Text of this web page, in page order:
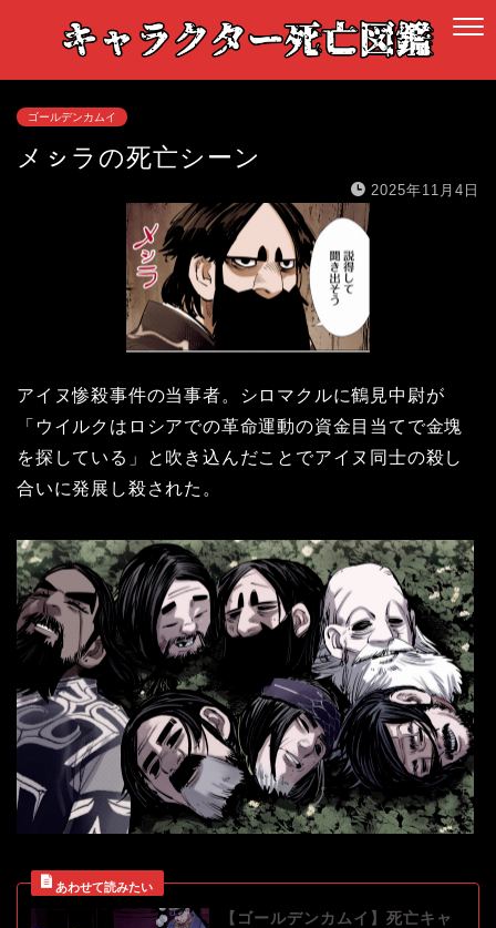
ゴールデンカムイ
メㇱラの死亡シーン
2025年11月4日
アイヌ惨殺事件の当事者。シロマクルに鶴見中尉が
「ウイルクはロシアでの革命運動の資金目当てで金塊
を探している」と吹き込んだことでアイヌ同士の殺し
合いに発展し殺された。
【ゴールデンカムイ】死亡キャ